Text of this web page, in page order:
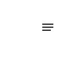
Menu